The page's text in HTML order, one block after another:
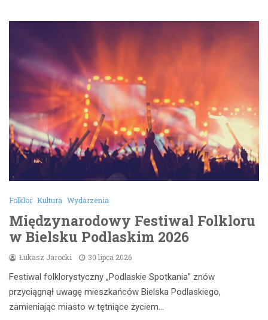
Folklor Kultura Wydarzenia
Międzynarodowy Festiwal Folkloru
w Bielsku Podlaskim 2026
Łukasz Jarocki 30 lipca 2026
Festiwal folklorystyczny „Podlaskie Spotkania” znów
przyciągnął uwagę mieszkańców Bielska Podlaskiego,
zamieniając miasto w tętniące życiem…